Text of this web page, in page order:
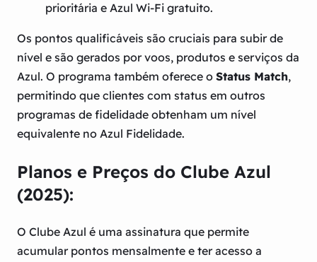
prioritária e Azul Wi-Fi gratuito.
Os pontos qualificáveis são cruciais para subir de
nível e são gerados por voos, produtos e serviços da
Azul. O programa também oferece o Status Match,
permitindo que clientes com status em outros
programas de fidelidade obtenham um nível
equivalente no Azul Fidelidade.
Planos e Preços do Clube Azul
(2025):
O Clube Azul é uma assinatura que permite
acumular pontos mensalmente e ter acesso a